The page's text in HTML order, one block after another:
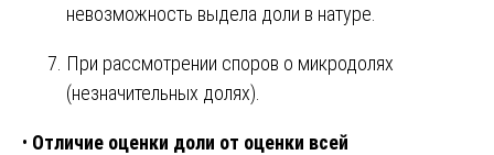
невозможность выдела доли в натуре.
При рассмотрении споров о микродолях
(незначительных долях).
• Отличие оценки доли от оценки всей